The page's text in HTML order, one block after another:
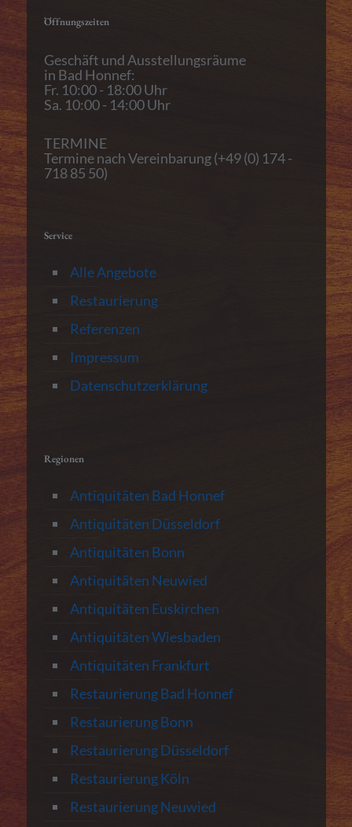
Öffnungszeiten
Geschäft und Ausstellungsräume
in Bad Honnef:
Fr. 10:00 - 18:00 Uhr
Sa. 10:00 - 14:00 Uhr
TERMINE
Termine nach Vereinbarung (+49 (0) 174 -
718 85 50)
Service
Alle Angebote
Restaurierung
Referenzen
Impressum
Datenschutzerklärung
Regionen
Antiquitäten Bad Honnef
Antiquitäten Düsseldorf
Antiquitäten Bonn
Antiquitäten Neuwied
Antiquitäten Euskirchen
Antiquitäten Wiesbaden
Antiquitäten Frankfurt
Restaurierung Bad Honnef
Restaurierung Bonn
Restaurierung Düsseldorf
Restaurierung Köln
Restaurierung Neuwied